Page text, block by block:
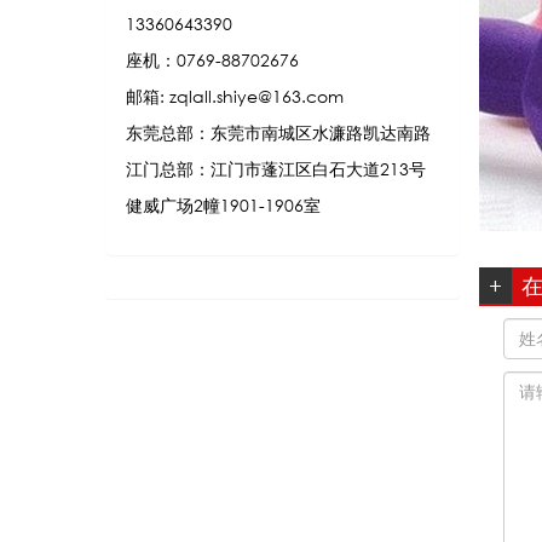
13360643390
座机：0769-88702676
邮箱: zqlall.shiye@163.com
东莞总部：东莞市南城区水濂路凯达南路
江门总部：江门市蓬江区白石大道213号
健威广场2幢1901-1906室